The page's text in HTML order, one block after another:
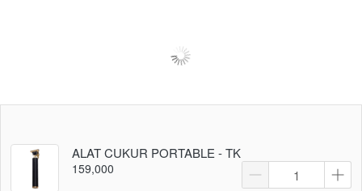
ALAT CUKUR PORTABLE - TK
159,000